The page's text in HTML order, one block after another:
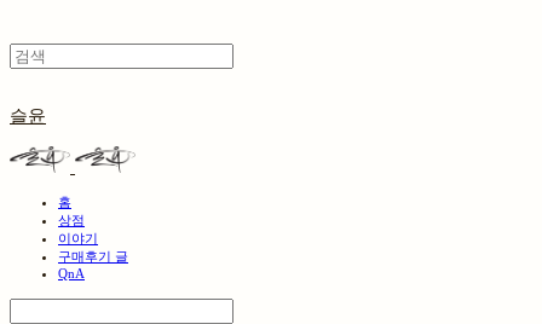
슬윤
홈
상점
이야기
구매후기 글
QnA